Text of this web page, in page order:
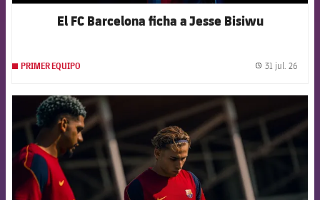
El FC Barcelona ficha a Jesse Bisiwu
PRIMER EQUIPO 31 jul. 26
FCB Barcelona badge